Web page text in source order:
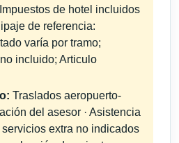
de hotel incluidos
de referencia:
varía por tramo;
incluido; Articulo
Traslados aeropuerto-
del asesor · Asistencia
extra no indicados